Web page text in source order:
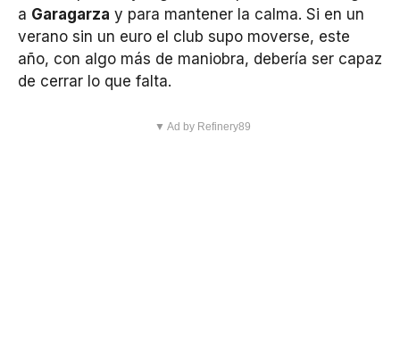
a Garagarza y para mantener la calma. Si en un
verano sin un euro el club supo moverse, este
año, con algo más de maniobra, debería ser capaz
de cerrar lo que falta.
▼ Ad by Refinery89